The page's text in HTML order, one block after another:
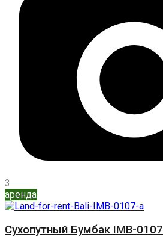
3
аренда
Сухопутный Бумбак IMB-0107